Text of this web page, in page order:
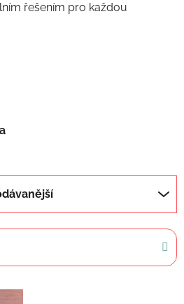
řešením pro každou